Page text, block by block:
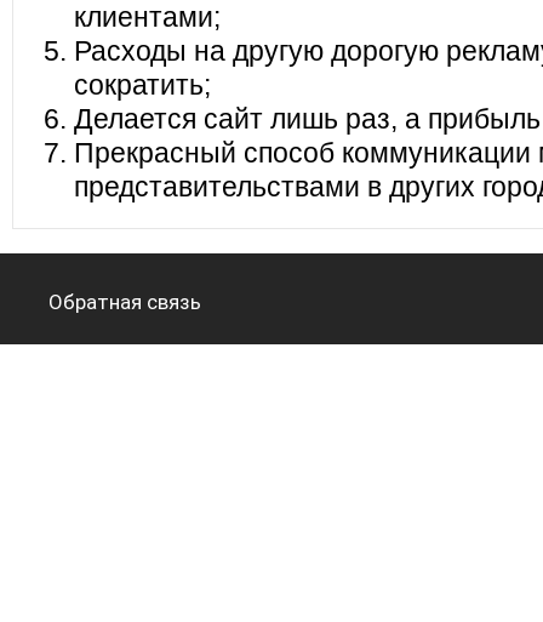
клиентами;
Расходы на другую дорогую
сократить;
Делается сайт лишь раз, а
Прекрасный способ коммуникации
представительствами в других
Обратная связь